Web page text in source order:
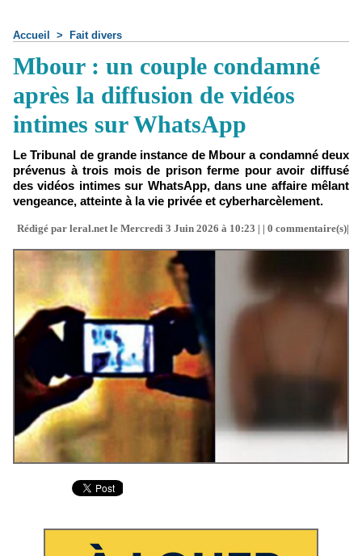
Accueil > Fait divers
Mbour : un couple condamné
après la diffusion de vidéos
intimes sur WhatsApp
Le Tribunal de grande instance de Mbour a condamné deux
prévenus à trois mois de prison ferme pour avoir diffusé
des vidéos intimes sur WhatsApp, dans une affaire mêlant
vengeance, atteinte à la vie privée et cyberharcèlement.
Rédigé par leral.net le Mercredi 3 Juin 2026 à 10:23 | | 0 commentaire(s)|